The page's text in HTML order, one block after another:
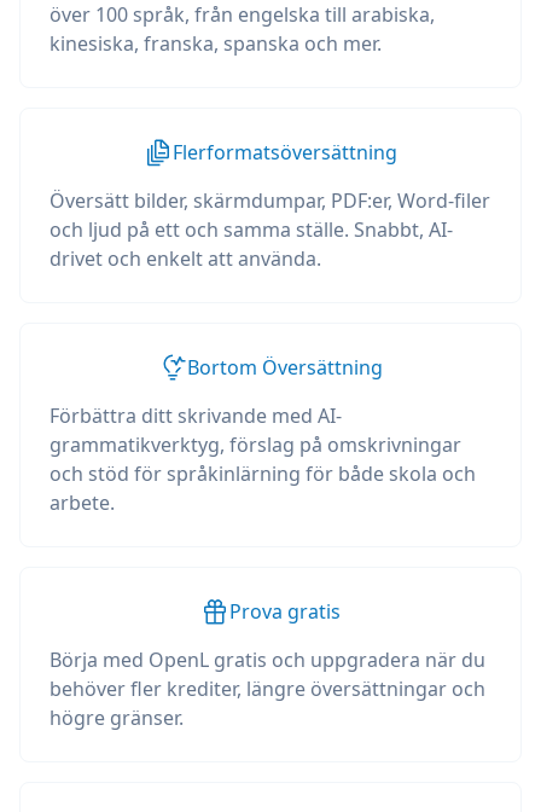
över 100 språk, från engelska till arabiska,
kinesiska, franska, spanska och mer.
Flerformatsöversättning
Översätt bilder, skärmdumpar, PDF:er, Word-filer
och ljud på ett och samma ställe. Snabbt, AI-
drivet och enkelt att använda.
Bortom Översättning
Förbättra ditt skrivande med AI-
grammatikverktyg, förslag på omskrivningar
och stöd för språkinlärning för både skola och
arbete.
Prova gratis
Börja med OpenL gratis och uppgradera när du
behöver fler krediter, längre översättningar och
högre gränser.